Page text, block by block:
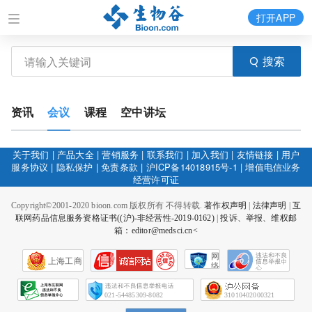
搜索
打开APP
资讯 会议 课程 空中讲坛
关于我们 | 产品大全|营销服务 | 联系我们 | 加入我们 | 友情链接 | 用户
服务协议 | 隐私保护 |免责条款 | 沪ICP备14018915号-1 |增值电信业务
经营许可证
Copyright©2001-2020 bioon.com 版权所有 不得转载.著作权声明 法律声明
互
联网药品信息服务资格证书((沪)-非经营性-2019-0162)|投诉、举报、维权邮
箱：editor@medsci.cn<
上海工商
网
络
会
征
021-54485309-8082 31010402000321